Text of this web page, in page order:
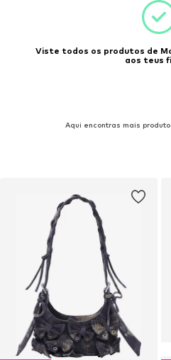
Viste todos os produtos de
aos teus
Aqui encontras mais